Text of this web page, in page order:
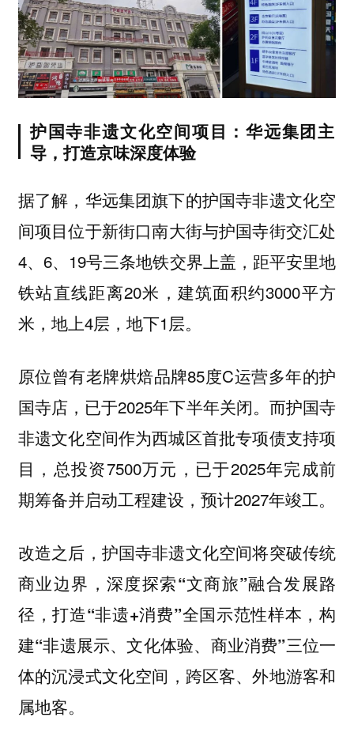
护国寺非遗文化空间项目：华远集团主
导，打造京味深度体验
据了解，华远集团旗下的护国寺非遗文化空
间项目位于新街口南大街与护国寺街交汇处
4、6、19号三条地铁交界上盖，距平安里地
铁站直线距离20米，建筑面积约3000平方
米，地上4层，地下1层。
原位曾有老牌烘焙品牌85度C运营多年的护
国寺店，已于2025年下半年关闭。而护国寺
非遗文化空间作为西城区首批专项债支持项
目，总投资7500万元，已于2025年完成前
期筹备并启动工程建设，预计2027年竣工。
改造之后，护国寺非遗文化空间将突破传统
商业边界，深度探索“文商旅”融合发展路
径，打造“非遗+消费”全国示范性样本，构
建“非遗展示、文化体验、商业消费”三位一
体的沉浸式文化空间 ，跨区客、外地游客和
属地客。